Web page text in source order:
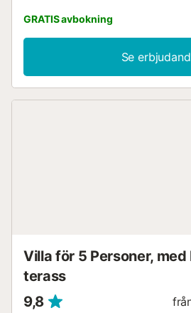
GRATIS avbokning
Se
Villa för 5 Personer,
terass
9,8